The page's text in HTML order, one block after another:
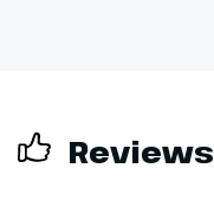
Reviews